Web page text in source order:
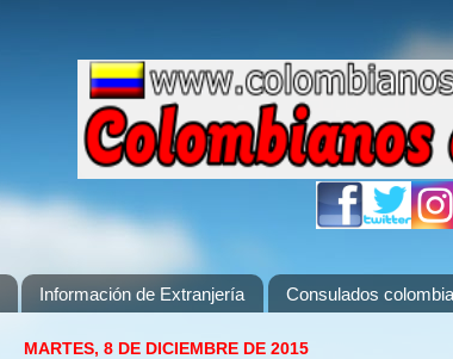
Información de Extranjería Consulados
MARTES, 8 DE DICIEMBRE DE 2015